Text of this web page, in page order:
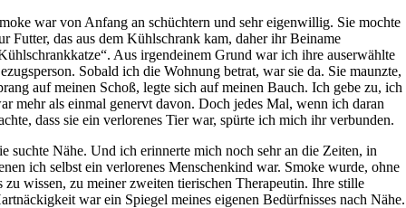
war von Anfang an schüchtern und sehr eigenwillig. Sie mochte
Futter, das aus dem Kühlschrank kam, daher ihr Beiname
Aus irgendeinem Grund war ich ihre auserwählte
Sobald ich die Wohnung betrat, war sie da. Sie maunzte,
auf meinen Schoß, legte sich auf meinen Bauch. Ich gebe zu, ich
mehr als einmal genervt davon. Doch jedes Mal, wenn ich daran
dass sie ein verlorenes Tier war, spürte ich mich ihr verbunden.
suchte Nähe. Und ich erinnerte mich noch sehr an die Zeiten, in
ich selbst ein verlorenes Menschenkind war. Smoke wurde, ohne
zu wissen, zu meiner zweiten tierischen Therapeutin. Ihre stille
war ein Spiegel meines eigenen Bedürfnisses nach Nähe.